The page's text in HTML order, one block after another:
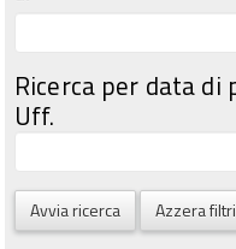
Ricerca per data di
Uff.
Avvia ricerca Azzera filtri